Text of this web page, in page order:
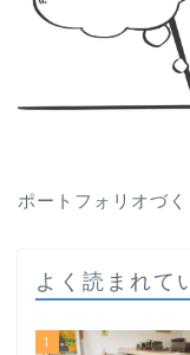
ポートフォリオづ
よく読まれて
1